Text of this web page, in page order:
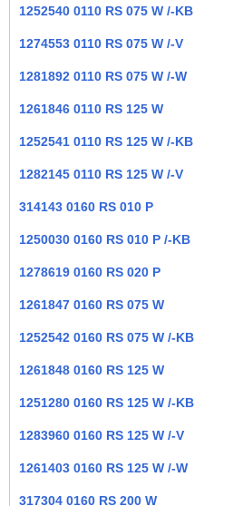
1252540 0110 RS 075 W /-KB
1274553 0110 RS 075 W /-V
1281892 0110 RS 075 W /-W
1261846 0110 RS 125 W
1252541 0110 RS 125 W /-KB
1282145 0110 RS 125 W /-V
314143 0160 RS 010 P
1250030 0160 RS 010 P /-KB
1278619 0160 RS 020 P
1261847 0160 RS 075 W
1252542 0160 RS 075 W /-KB
1261848 0160 RS 125 W
1251280 0160 RS 125 W /-KB
1283960 0160 RS 125 W /-V
1261403 0160 RS 125 W /-W
317304 0160 RS 200 W